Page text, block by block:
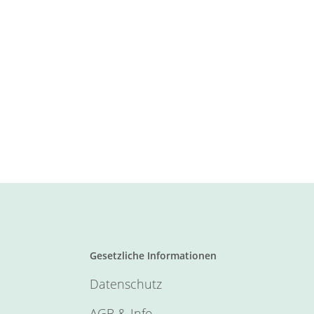
Gesetzliche Informationen
Datenschutz